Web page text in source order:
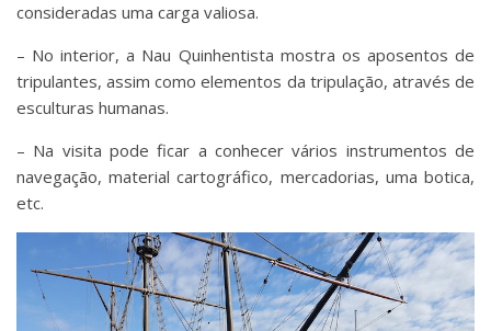
consideradas uma carga valiosa.
– No interior, a Nau Quinhentista mostra os aposentos de
tripulantes, assim como elementos da tripulação, através de
esculturas humanas.
– Na visita pode ficar a conhecer vários instrumentos de
navegação, material cartográfico, mercadorias, uma botica,
etc.